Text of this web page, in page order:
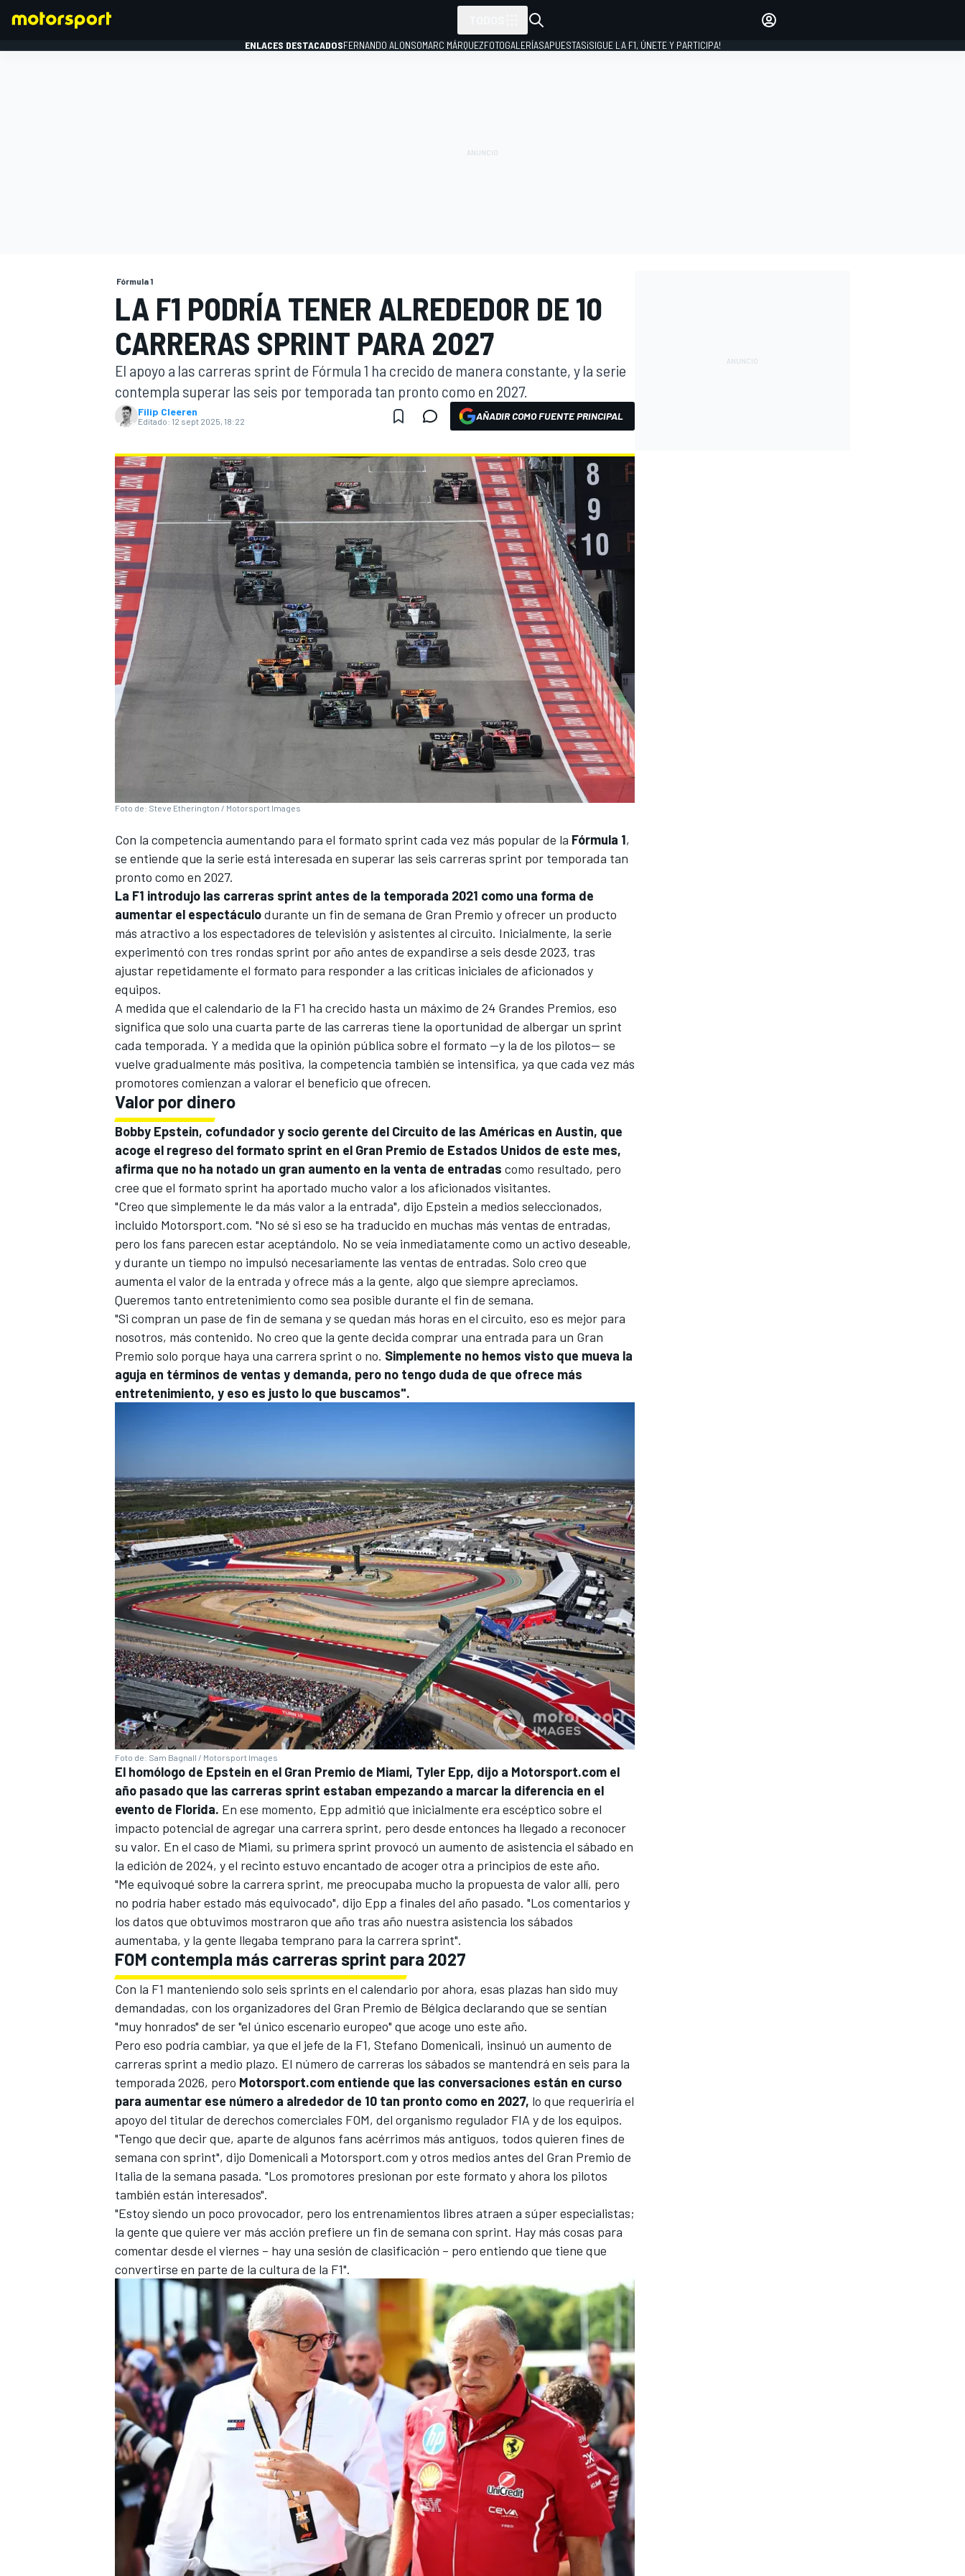
WEC FÓRMULA E
MÁS CATEGORÍAS
ENLACES DESTACADOSFERNANDO ALONSOMARC MÁRQUEZFOTOGALERÍASAPUESTAS¡SIGUE LA F1, ÚNETE Y PARTICIPA!
Fórmula 1
LA F1 PODRÍA TENER ALREDEDOR DE 10
CARRERAS SPRINT PARA 2027
El apoyo a las carreras sprint de Fórmula 1 ha crecido de manera constante, y la serie
contempla superar las seis por temporada tan pronto como en 2027.
Filip Cleeren
Editado: 12 sept 2025, 18:22 AÑADIR COMO FUENTE PRINCIPAL
Foto de: Steve Etherington / Motorsport Images
Con la competencia aumentando para el formato sprint cada vez más popular de la Fórmula 1,
se entiende que la serie está interesada en superar las seis carreras sprint por temporada tan
pronto como en 2027.
La F1 introdujo las carreras sprint antes de la temporada 2021 como una forma de
aumentar el espectáculodurante un fin de semana de Gran Premio y ofrecer un producto
más atractivo a los espectadores de televisión y asistentes al circuito. Inicialmente, la serie
experimentó con tres rondas sprint por año antes de expandirse a seis desde 2023, tras
ajustar repetidamente el formato para responder a las críticas iniciales de aficionados y
equipos.
A medida que el calendario de la F1 ha crecido hasta un máximo de 24 Grandes Premios, eso
significa que solo una cuarta parte de las carreras tiene la oportunidad de albergar un sprint
cada temporada. Y a medida que la opinión pública sobre el formato —y la de los pilotos— se
vuelve gradualmente más positiva, la competencia también se intensifica, ya que cada vez más
promotores comienzan a valorar el beneficio que ofrecen.
Valor por dinero
Bobby Epstein, cofundador y socio gerente del Circuito de las Américas en Austin, que
acoge el regreso del formato sprint en el Gran Premio de Estados Unidos de este mes,
afirma que no ha notado un gran aumento en la venta de entradas como resultado, pero
cree que el formato sprint ha aportado mucho valor a los aficionados visitantes.
"Creo que simplemente le da más valor a la entrada", dijo Epstein a medios seleccionados,
incluido Motorsport.com. "No sé si eso se ha traducido en muchas más ventas de entradas,
pero los fans parecen estar aceptándolo. No se veía inmediatamente como un activo deseable,
y durante un tiempo no impulsó necesariamente las ventas de entradas. Solo creo que
aumenta el valor de la entrada y ofrece más a la gente, algo que siempre apreciamos.
Queremos tanto entretenimiento como sea posible durante el fin de semana.
"Si compran un pase de fin de semana y se quedan más horas en el circuito, eso es mejor para
nosotros, más contenido. No creo que la gente decida comprar una entrada para un Gran
Premio solo porque haya una carrera sprint o no. Simplemente no hemos visto que mueva la
aguja en términos de ventas y demanda, pero no tengo duda de que ofrece más
entretenimiento, y eso es justo lo que buscamos".
Foto de: Sam Bagnall / Motorsport Images
El homólogo de Epstein en el Gran Premio de Miami, Tyler Epp, dijo a Motorsport.com el
año pasado que las carreras sprint estaban empezando a marcar la diferencia en el
evento de Florida. En ese momento, Epp admitió que inicialmente era escéptico sobre el
impacto potencial de agregar una carrera sprint, pero desde entonces ha llegado a reconocer
su valor. En el caso de Miami, su primera sprint provocó un aumento de asistencia el sábado en
la edición de 2024, y el recinto estuvo encantado de acoger otra a principios de este año.
"Me equivoqué sobre la carrera sprint, me preocupaba mucho la propuesta de valor allí, pero
no podría haber estado más equivocado", dijo Epp a finales del año pasado. "Los comentarios y
los datos que obtuvimos mostraron que año tras año nuestra asistencia los sábados
aumentaba, y la gente llegaba temprano para la carrera sprint".
FOM contempla más carreras sprint para 2027
Con la F1 manteniendo solo seis sprints en el calendario por ahora, esas plazas han sido muy
demandadas, con los organizadores del Gran Premio de Bélgica declarando que se sentían
"muy honrados" de ser "el único escenario europeo" que acoge uno este año.
Pero eso podría cambiar, ya que el jefe de la F1, Stefano Domenicali, insinuó un aumento de
carreras sprint a medio plazo. El número de carreras los sábados se mantendrá en seis para la
temporada 2026, pero Motorsport.com entiende que las conversaciones están en curso
para aumentar ese número a alrededor de 10 tan pronto como en 2027, lo que requeriría el
apoyo del titular de derechos comerciales FOM, del organismo regulador FIA y de los equipos.
"Tengo que decir que, aparte de algunos fans acérrimos más antiguos, todos quieren fines de
semana con sprint", dijo Domenicali a Motorsport.com y otros medios antes del Gran Premio de
Italia de la semana pasada. "Los promotores presionan por este formato y ahora los pilotos
también están interesados".
"Estoy siendo un poco provocador, pero los entrenamientos libres atraen a súper especialistas;
la gente que quiere ver más acción prefiere un fin de semana con sprint. Hay más cosas para
comentar desde el viernes – hay una sesión de clasificación – pero entiendo que tiene que
convertirse en parte de la cultura de la F1".